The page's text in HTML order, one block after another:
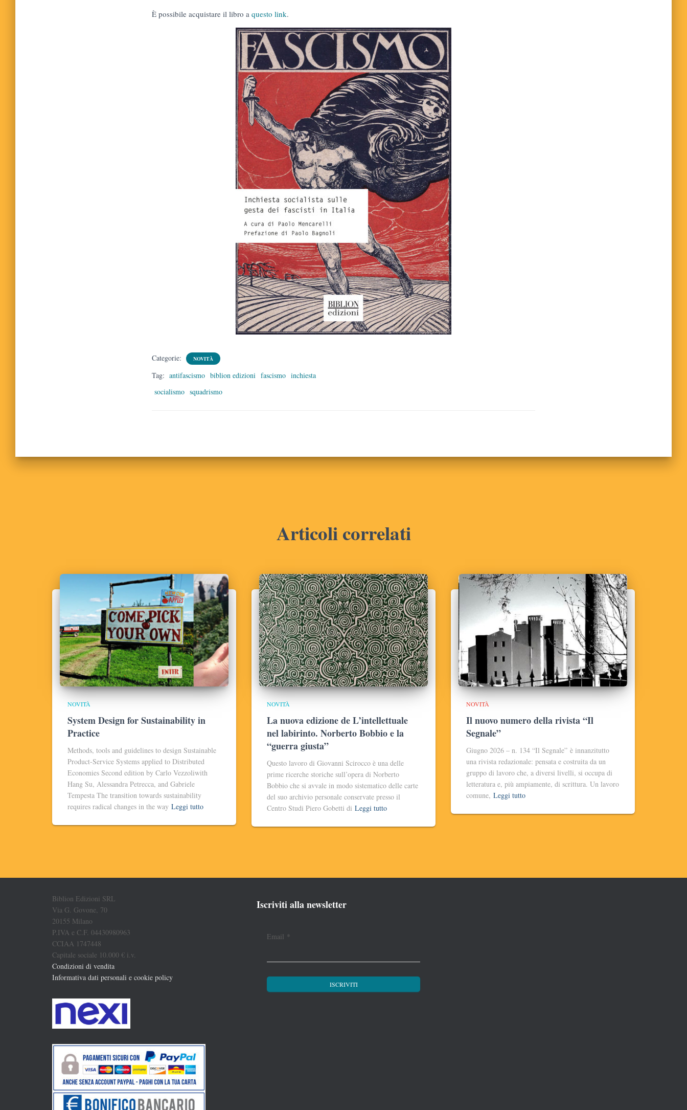
È possibile acquistare il libro a questo link.
Categorie: NOVITÀ
Tag: antifascismo biblion edizioni fascismo inchiesta
socialismo squadrismo
Articoli correlati
NOVITÀ
System Design for Sustainability in
Practice
Methods, tools and guidelines to design Sustainable
Product-Service Systems applied to Distributed
Economies Second edition by Carlo Vezzoliwith
Hang Su, Alessandra Petrecca, and Gabriele
Tempesta The transition towards sustainability
requires radical changes in the way Leggi tutto
NOVITÀ
La nuova edizione de L’intellettuale
nel labirinto. Norberto Bobbio e la
“guerra giusta”
Questo lavoro di Giovanni Scirocco è una delle
prime ricerche storiche sull’opera di Norberto
Bobbio che si avvale in modo sistematico delle carte
del suo archivio personale conservate presso il
Centro Studi Piero Gobetti di Leggi tutto
NOVITÀ
Il nuovo numero della rivista “Il
Segnale”
Giugno 2026 – n. 134 “Il Segnale” è innanzitutto
una rivista redazionale: pensata e costruita da un
gruppo di lavoro che, a diversi livelli, si occupa di
letteratura e, più ampiamente, di scrittura. Un lavoro
comune, Leggi tutto
Biblion Edizioni SRL
Via G. Govone, 70
20155 Milano
P.IVA e C.F. 04430980963
CCIAA 1747448
Capitale sociale 10.000 € i.v.
Condizioni di vendita
Informativa dati personali e cookie policy
Iscriviti alla newsletter
Email *